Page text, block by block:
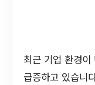
최근 기업 환경이
급증하고 있습니